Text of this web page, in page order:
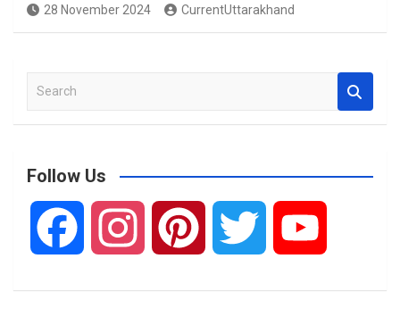
28 November 2024 CurrentUttarakhand
a
c
Follow Us